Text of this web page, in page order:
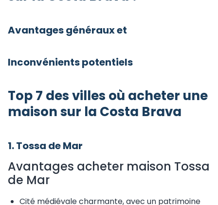
Avantages généraux et
Inconvénients potentiels​
Top 7 des villes où acheter une
maison sur la Costa Brava
1. Tossa de Mar
Avantages acheter maison Tossa
de Mar
Cité médiévale charmante, avec un patrimoine